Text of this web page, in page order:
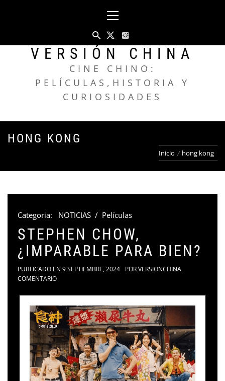
principal
VERSIÓN CHINA
CINE CHINO:
PELÍCULAS,HISTORIA Y
CURIOSIDADES
HONG KONG
Inicio hong kong
Categoria: NOTICIAS / Películas
STEPHEN CHOW,
¿IMPARABLE PARA BIEN?
PUBLICADO EN 9 SEPTIEMBRE, 2024 PORVERSIONCHINA
COMENTARIO